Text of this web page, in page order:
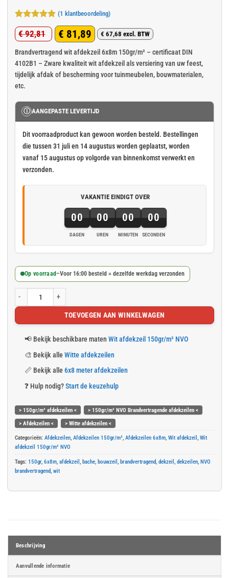
Gewaardeerd
5op 5
gebaseerd
op
1
klant
waardering
(1 klantbeoordeling)
€92,81
Oorspronkelijke
prijs
was:
€ 92,81.
€ 81,89
Huidige
prijs
is:
€ 81,89.
€ 67,68 excl. BTW
Brandvertragend wit afdekzeil 6x8m 150gr/m² – certificaat DIN
4102B1 – Zware kwaliteit wit afdekzeil als versiering van uw feest,
tijdelijk afdak of bescherming voor tuinmeubelen, bouwmaterialen,
etc.
Ⓘ AANGEPASTE LEVERTIJD
Dit voorraadproduct kan gewoon worden besteld. Bestellingen
die tussen 31 juli en 14 augustus worden geplaatst, worden
vanaf 15 augustus op volgorde van binnenkomst verwerkt en
verzonden.
VAKANTIE EINDIGT OVER
00
DAGEN
00
UREN
00
MINUTEN
00
SECONDEN
Op voorraad –Voor 16:00 besteld = dezelfde werkdag verzonden
Wit afdekzeil 6x8m 150gr/m² NVO Brandvertragend aantal
TOEVOEGEN AAN WINKELWAGEN
📢 Bekijk beschikbare maten Wit afdekzeil 150gr/m² NVO
🎨 Bekijk alleWitte afdekzeilen
📏 Bekijk alle 6x8 meter afdekzeilen
❓ Hulp nodig? Start de keuzehulp
> 150gr/m² afdekzeilen <
> 150gr/m² NVO Brandvertragende afdekzeilen <
> Afdekzeilen <
> Witte afdekzeilen <
Categorieën: Afdekzeilen Afdekzeilen 150gr/m² Afdekzeilen 6x8m Wit afdekzeil Wit
afdekzeil 150gr/m² NVO
Tags: 150gr, 6x8m afdekzeil bache bouwzeil brandvertragend dekzeil dekzeilen NVO
brandvertragend wit
Beschrijving
Aanvullende informatie